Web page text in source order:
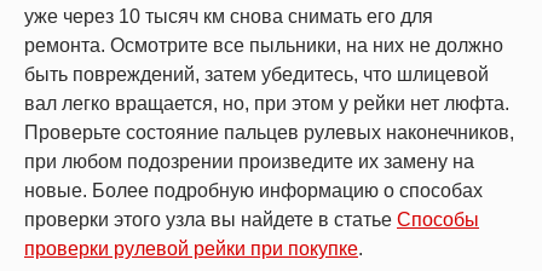
уже через 10 тысяч км снова снимать его для
ремонта. Осмотрите все пыльники, на них не должно
быть повреждений, затем убедитесь, что шлицевой
вал легко вращается, но, при этом у рейки нет люфта.
Проверьте состояние пальцев рулевых наконечников,
при любом подозрении произведите их замену на
новые. Более подробную информацию о способах
проверки этого узла вы найдете в статье Способы
проверки рулевой рейки при покупке.